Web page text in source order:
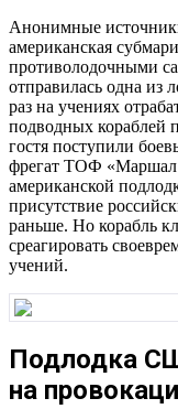
Анонимные
американская
противолодочными
отправилась одна из
раз на учениях
подводных кораблей
гостя поступили
фрегат ТОФ
американской
присутствие
раньше. Но корабль
среагировать
учений.
Подлодка
на